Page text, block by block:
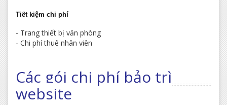
Tiết kiệm chi phí
- Trang thiết bị văn phòng
- Chi phí thuê nhân viên
Các gói chi phí bảo trì
website